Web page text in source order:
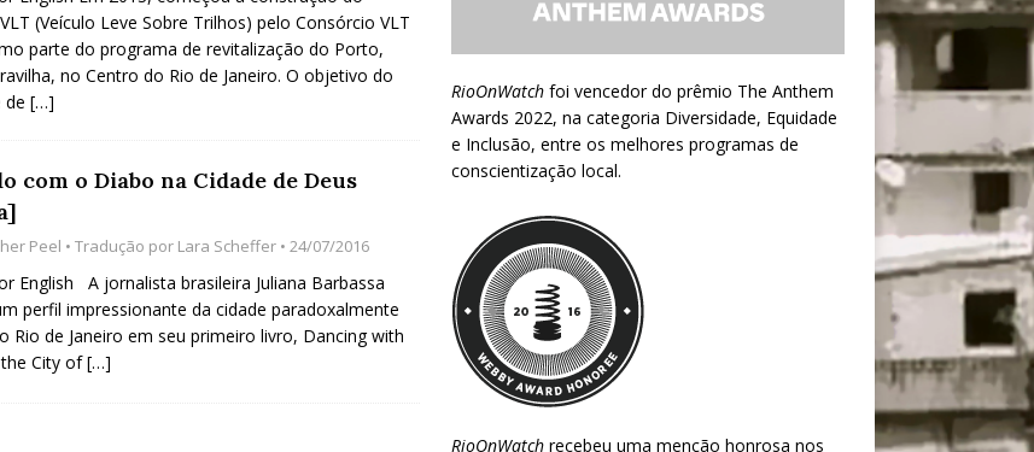
(Veículo Leve Sobre Trilhos) pelo Consórcio VLT
parte do programa de revitalização do Porto,
no Centro do Rio de Janeiro. O objetivo do
de […]
com o Diabo na Cidade de Deus
Peel • Tradução por Lara Scheffer • 24/07/2016
English A jornalista brasileira Juliana Barbassa
perfil impressionante da cidade paradoxalmente
Rio de Janeiro em seu primeiro livro, Dancing with
City of[…]
RioOnWatchfoi vencedor do prêmio The Anthem
Awards 2022, na categoria Diversidade, Equidade
e Inclusão, entre os melhores programas de
conscientização local.
RioOnWatchrecebeu uma menção honrosa nos